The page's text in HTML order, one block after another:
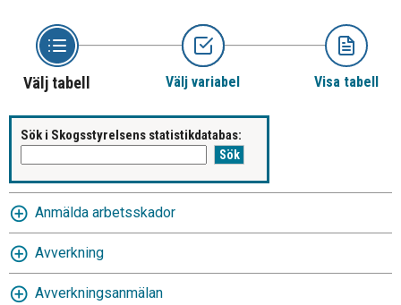
Välj tabell Välj variabel Visa tabell
Sök i Skogsstyrelsens statistikdatabas:
Anmälda arbetsskador
Avverkning
Avverkningsanmälan